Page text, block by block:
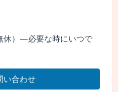
休）—必要な時にいつで
い合わせ